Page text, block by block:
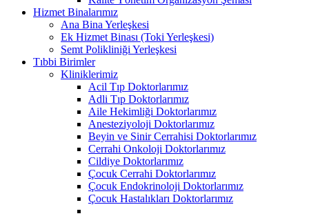
Hizmet Binalarımız
Ana Bina Yerleşkesi
Ek Hizmet Binası (Toki Yerleşkesi)
Semt Polikliniği Yerleşkesi
Tıbbi Birimler
Kliniklerimiz
Acil Tıp Doktorlarımız
Adli Tıp Doktorlarımız
Aile Hekimliği Doktorlarımız
Anesteziyoloji Doktorlarımız
Beyin ve Sinir Cerrahisi Doktorlarımız
Cerrahi Onkoloji Doktorlarımız
Cildiye Doktorlarımız
Çocuk Cerrahi Doktorlarımız
Çocuk Endokrinoloji Doktorlarımız
Çocuk Hastalıkları Doktorlarımız